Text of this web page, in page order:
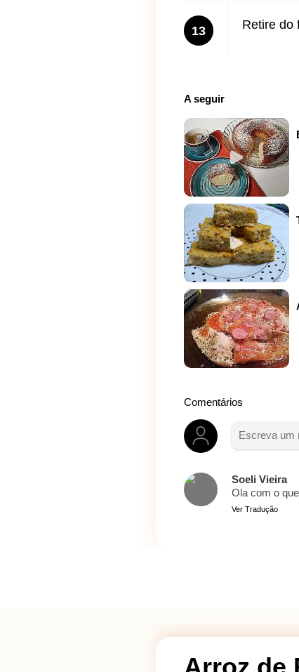
13 Retire do
A seguir
Comentários
Soeli Vieira
Ola com o
Ver Tradução